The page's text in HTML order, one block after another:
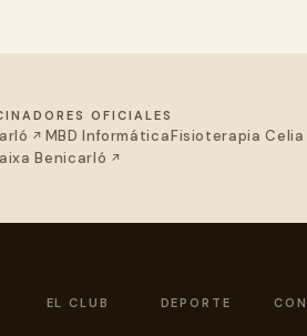
OFICIALES
pestaña)
(se abre en una nueva pestaña)
MBD InformáticaFisioterapia Celia
Benicarló (se abre en una nueva
EL CLUB DEPORTE